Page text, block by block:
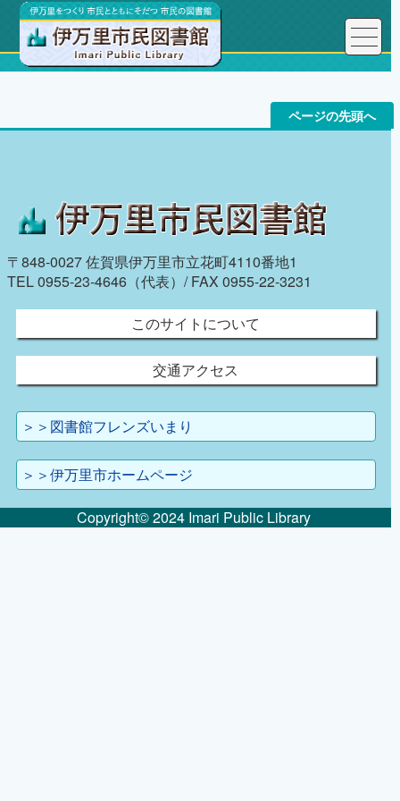
トップページ
ページの先頭へ
〒848-0027 佐賀県伊万里市立花町4110番地1
TEL 0955-23-4646（代表）/ FAX 0955-22-3231
このサイトについて
交通アクセス
＞＞図書館フレンズいまり
＞＞伊万里市ホームページ
Copyright© 2024 Imari Public Library